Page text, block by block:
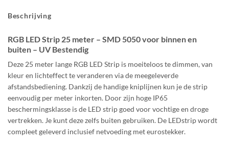
Beschrijving
RGB LED Strip 25 meter – SMD 5050 voor binnen en
buiten – UV Bestendig
Deze 25 meter lange RGB LED Strip is moeiteloos te dimmen, van
kleur en lichteffect te veranderen via de meegeleverde
afstandsbediening. Dankzij de handige kniplijnen kun je de strip
eenvoudig per meter inkorten. Door zijn hoge IP65
beschermingsklasse is de LED strip goed voor vochtige en droge
vertrekken. Je kunt deze zelfs buiten gebruiken. De LEDstrip wordt
compleet geleverd inclusief netvoeding met eurostekker.